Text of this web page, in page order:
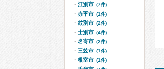
江別市 (7件)
赤平市 (1件)
紋別市 (2件)
士別市 (4件)
名寄市 (2件)
三笠市 (1件)
根室市 (1件)